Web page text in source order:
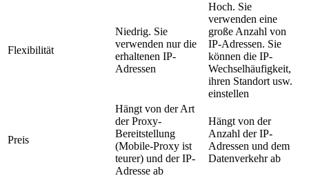
Flexibilität
Niedrig. Sie
verwenden nur die
erhaltenen IP-
Adressen
Hoch. Sie
verwenden eine
große Anzahl von
IP-Adressen. Sie
können die IP-
Wechselhäufigkeit,
ihren Standort usw.
einstellen
Preis
Hängt von der Art
der Proxy-
Bereitstellung
(Mobile-Proxy ist
teurer) und der IP-
Adresse ab
Hängt von der
Anzahl der IP-
Adressen und dem
Datenverkehr ab